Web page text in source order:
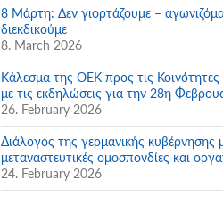
8 Μάρτη: Δεν γιορτάζουμε –
διεκδικούμε
8. March 2026
Κάλεσμα της ΟΕΚ προς τις Κοινότητες
με τις εκδηλώσεις για την 28η
26. February 2026
Διάλογος της γερμανικής κυβέρνησης
μεταναστευτικές ομοσπονδίες και
24. February 2026